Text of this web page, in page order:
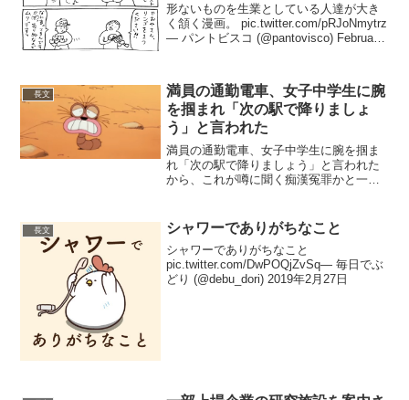
形ないものを生業としている人達が大き
く頷く漫画。 pic.twitter.com/pRJoNmytrz
— パントビスコ (@pantovisco) February
長文
満員の通勤電車、女子中学生に腕
を掴まれ「次の駅で降りましょ
う」と言われた
満員の通勤電車、女子中学生に腕を掴ま
れ「次の駅で降りましょう」と言われた
から、これが噂に聞く痴漢冤罪かと一気
「肩…」と言われ慌てて視線を移すとク
ソでかい芋虫が俺の右肩に...
長文 シャワーでありがちなこと
シャワーでありがちなこと
pic.twitter.com/DwPOQjZvSq— 毎日でぶ
どり (@debu_dori) 2019年2月27日